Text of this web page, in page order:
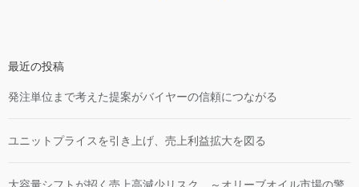
最近の投稿
発注単位まで考えた提案がバイヤーの信頼につながる
ユニットプライスを引き上げ、売上利益拡大を図る